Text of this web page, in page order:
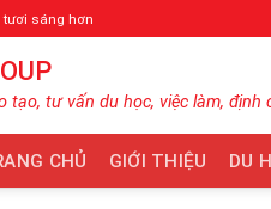
tươi sáng hơn
tạo, tư vấn du học, việc làm, định
CHỦ GIỚI THIỆU DU